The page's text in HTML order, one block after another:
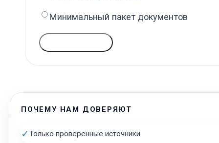
Минимальный пакет документов
ПОЧЕМУ НАМ ДОВЕРЯЮТ
✓Только проверенные источники